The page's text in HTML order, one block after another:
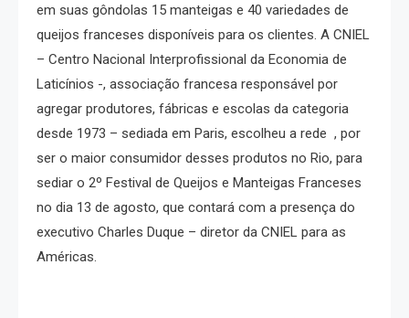
em suas gôndolas 15 manteigas e 40 variedades de
queijos franceses disponíveis para os clientes. A CNIEL
– Centro Nacional Interprofissional da Economia de
Laticínios -, associação francesa responsável por
agregar produtores, fábricas e escolas da categoria
desde 1973 – sediada em Paris, escolheu a rede , por
ser o maior consumidor desses produtos no Rio, para
sediar o 2º Festival de Queijos e Manteigas Franceses
no dia 13 de agosto, que contará com a presença do
executivo Charles Duque – diretor da CNIEL para as
Américas.